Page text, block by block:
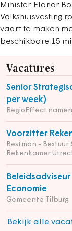
Minister Elanor
Volkshuisvesting
vaart te maken
beschikbare 15
Vacatures
Senior
per week)
RegioEffect
Voorzitter
Bestman -
Rekenkamer
Economie
Gemeente Tilburg
Bekijk alle